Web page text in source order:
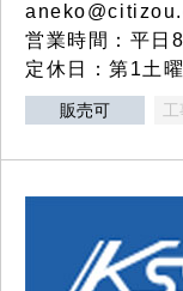
営業時間：平
定休日：第1土
販売可